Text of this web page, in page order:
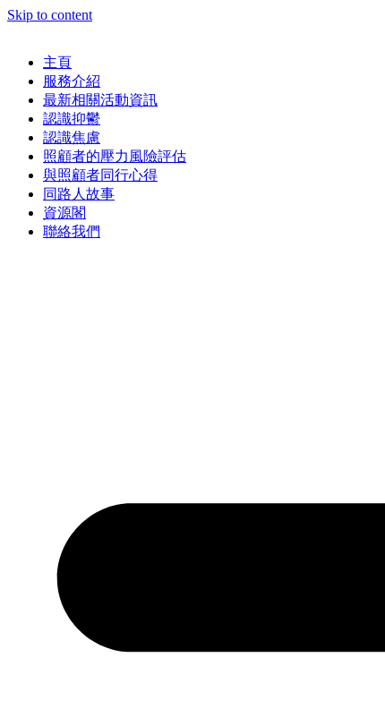
Skip to content
主頁
服務介紹
最新相關活動資訊
認識抑鬱
認識焦慮
照顧者的壓力風險評估
與照顧者同行心得
同路人故事
資源閣
聯絡我們